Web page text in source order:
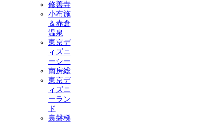
修善寺
小布施
＆赤倉
温泉
東京デ
ィズニ
ーシー
南房総
東京デ
ィズニ
ーラン
ド
裏磐梯